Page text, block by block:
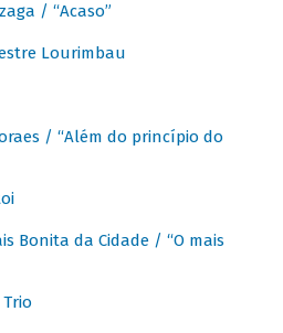
/ “Acaso”
Lourimbau
/ “Além do princípio do
Bonita da Cidade / “O mais